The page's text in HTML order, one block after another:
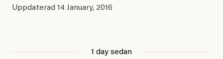
Uppdaterad 14 January, 2016
1 day sedan